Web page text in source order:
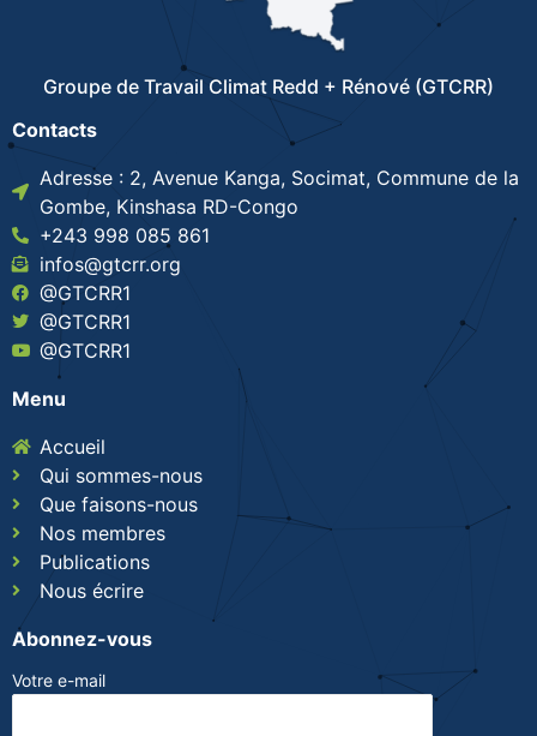
Groupe de Travail Climat Redd + Rénové (GTCRR)
Contacts
Adresse : 2, Avenue Kanga, Socimat, Commune de la
Gombe, Kinshasa RD-Congo
+243 998 085 861
infos@gtcrr.org
@GTCRR1
@GTCRR1
@GTCRR1
Menu
Accueil
Qui sommes-nous
Que faisons-nous
Nos membres
Publications
Nous écrire
Abonnez-vous
Votre e-mail